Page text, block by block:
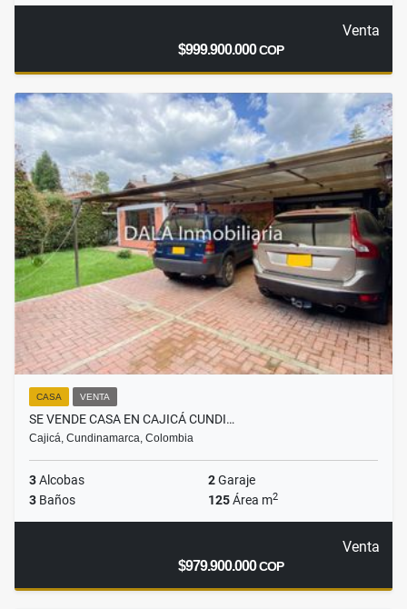
Venta
$999.900.000COP
CASA VENTA
SE VENDE CASA EN CAJICÁ CUNDI…
Cajicá, Cundinamarca, Colombia
3Alcobas 2Garaje
3 Baños 125Área m2
Venta
$979.900.000COP